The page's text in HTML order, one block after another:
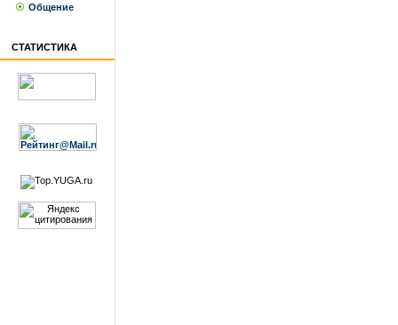
Общение
СТАТИСТИКА